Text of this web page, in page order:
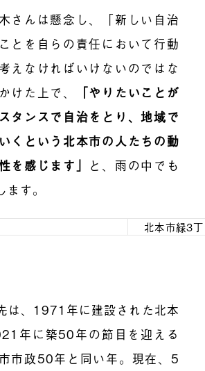
さんは懸念し、「新しい自治
とを自らの責任において行動
えなければいけないのではな
けた上で、
「やりたいことが
タンスで自治をとり、地域で
くという北本市の人たちの動
を感じます 」 と、雨の中でも
す。
北本市緑3
は、1971年に建設された北本
年に築50年の節目を迎える
市政50年と同い年。現在、5